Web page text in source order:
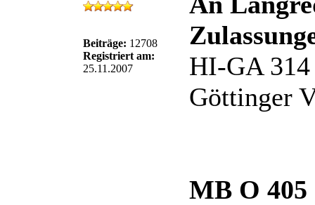
Beiträge: 12708
Registriert am:
25.11.2007
HI-GA
Göttinger
MB O 405